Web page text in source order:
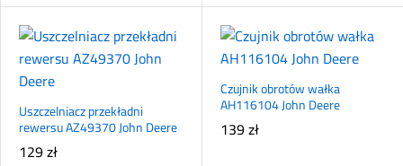
Uszczelniacz przekładni
rewersu AZ49370 John Deere
129zł
Czujnik obrotów wałka
AH116104 John Deere
139zł